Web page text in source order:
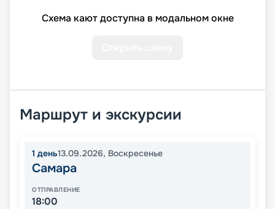
Схема кают доступна в модальном окне
Маршрут и экскурсии
1 день13.09.2026, Воскресенье
Самара
ОТПРАВЛЕНИЕ
18:00